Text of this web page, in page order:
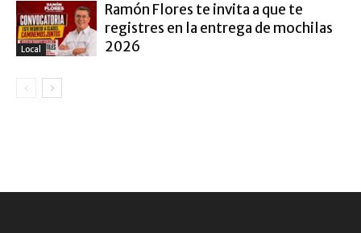
Local
Ramón Flores te invita a que te
registres en la entrega de mochilas
2026